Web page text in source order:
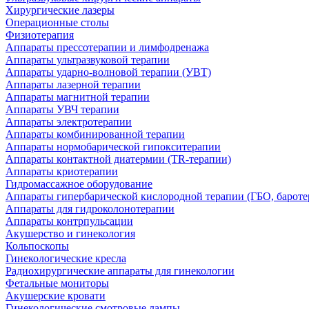
Хирургические лазеры
Операционные столы
Физиотерапия
Аппараты прессотерапии и лимфодренажа
Аппараты ультразвуковой терапии
Аппараты ударно-волновой терапии (УВТ)
Аппараты лазерной терапии
Аппараты магнитной терапии
Аппараты УВЧ терапии
Аппараты электротерапии
Аппараты комбинированной терапии
Аппараты нормобарической гипокситерапии
Аппараты контактной диатермии (TR-терапии)
Аппараты криотерапии
Гидромассажное оборудование
Аппараты гипербарической кислородной терапии (ГБО,
Аппараты для гидроколонотерапии
Аппараты контрпульсации
Акушерство и гинекология
Кольпоскопы
Гинекологические кресла
Радиохирургические аппараты для гинекологии
Фетальные мониторы
Акушерские кровати